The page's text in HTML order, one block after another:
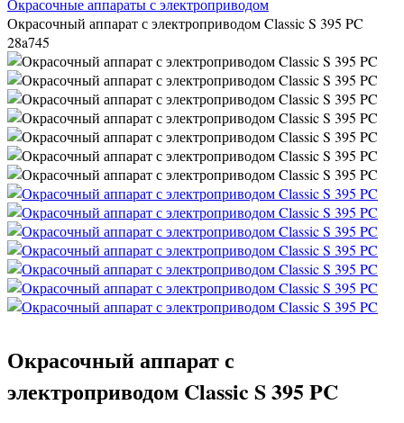
Окрасочные аппараты с электроприводом
Окрасочный аппарат с электроприводом Classic S 395 PC
28a745
Окрасочный аппарат с
электроприводом Classic S 395 PC